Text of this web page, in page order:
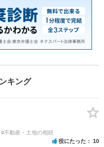
キング
#不動産・土地の相続
役にたった 10